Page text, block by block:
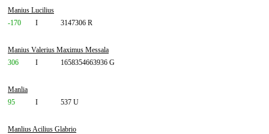
Manius Lucilius
-170
I 3147306 R
Manius Valerius Maximus Messala
306
I 1658354663936 G
Manlia
95
I 537 U
Manlius Acilius Glabrio